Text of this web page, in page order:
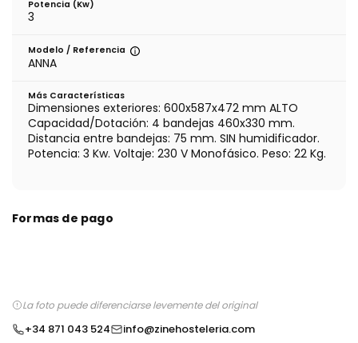
Potencia (Kw)
3
Modelo / Referencia
ANNA
Más Características
Dimensiones exteriores: 600x587x472 mm ALTO
Capacidad/Dotación: 4 bandejas 460x330 mm.
Distancia entre bandejas: 75 mm. SIN humidificador.
Potencia: 3 Kw. Voltaje: 230 V Monofásico. Peso: 22 Kg.
Formas de pago
La foto puede diferenciarse levemente del original
+34 871 043 524 info@zinehosteleria.com